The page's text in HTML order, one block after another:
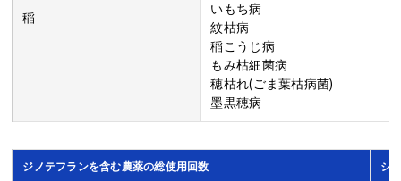
稲
いもち病
紋枯病
稲こうじ病
もみ枯細菌病
穂枯れ(ごま葉枯病菌)
墨黒穂病
ジノテフランを含む農薬の総使用回数 シ